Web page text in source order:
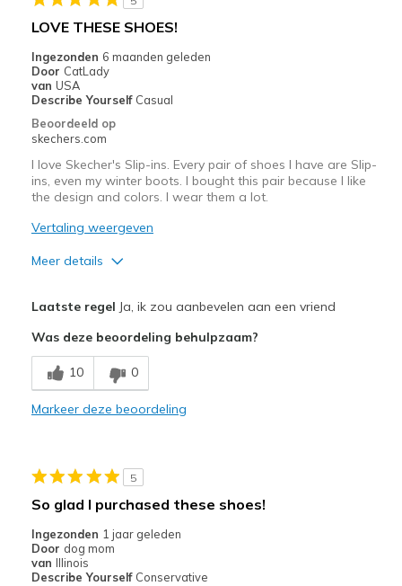
View On Shoes
Shoes are for Wearing
LOVE THESE SHOES!
Ingezonden 6 maanden geleden
Door CatLady
van USA
Describe Yourself Casual
Beoordeeld op
skechers.com
I love Skecher's Slip-ins. Every pair of shoes I have are Slip-
ins, even my winter boots. I bought this pair because I like
the design and colors. I wear them a lot.
Vertaling weergeven
Meer details
Breathe Well
Comfortable
Beste toepassingen
Travel
Laatste regel Ja, ik zou aanbevelen aan een vriend
Was deze beoordeling behulpzaam?
10 0
Markeer deze beoordeling
5
So glad I purchased these shoes!
Ingezonden 1 jaar geleden
Door dog mom
van Illinois
Describe Yourself Conservative